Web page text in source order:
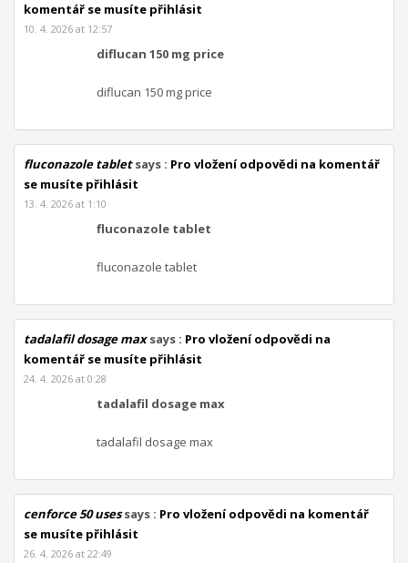
komentář se musíte přihlásit
10. 4. 2026 at 12:57
diflucan 150 mg price
diflucan 150 mg price
fluconazole tabletsays : Pro vložení odpovědi na komentář
se musíte přihlásit
13. 4. 2026 at 1:10
fluconazole tablet
fluconazole tablet
tadalafil dosage maxsays : Pro vložení odpovědi na
komentář se musíte přihlásit
24. 4. 2026 at 0:28
tadalafil dosage max
tadalafil dosage max
cenforce 50 usessays : Pro vložení odpovědi na komentář
se musíte přihlásit
26. 4. 2026 at 22:49